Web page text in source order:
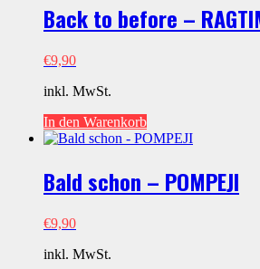
Back to before –
€9,90
inkl. MwSt.
In den Warenkorb
Bald schon – POMPEJI
€9,90
inkl. MwSt.